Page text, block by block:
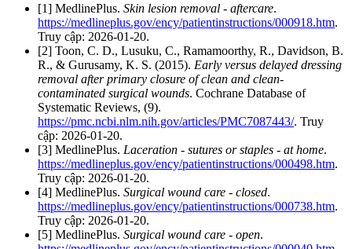
[1] MedlinePlus. Skin lesion removal - aftercare.
https://medlineplus.gov/ency/patientinstructions/000918.htm.
Truy cập: 2026-01-20.
[2] Toon, C. D., Lusuku, C., Ramamoorthy, R., Davidson, B.
R., & Gurusamy, K. S. (2015). Early versus delayed dressing
removal after primary closure of clean and clean‐
contaminated surgical wounds. Cochrane Database of
Systematic Reviews, (9).
https://pmc.ncbi.nlm.nih.gov/articles/PMC7087443/. Truy
cập: 2026-01-20.
[3] MedlinePlus. Laceration - sutures or staples - at home.
https://medlineplus.gov/ency/patientinstructions/000498.htm.
Truy cập: 2026-01-20.
[4] MedlinePlus. Surgical wound care - closed.
https://medlineplus.gov/ency/patientinstructions/000738.htm.
Truy cập: 2026-01-20.
[5] MedlinePlus. Surgical wound care - open.